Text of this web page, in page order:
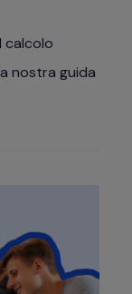
calcolo
nostra guida